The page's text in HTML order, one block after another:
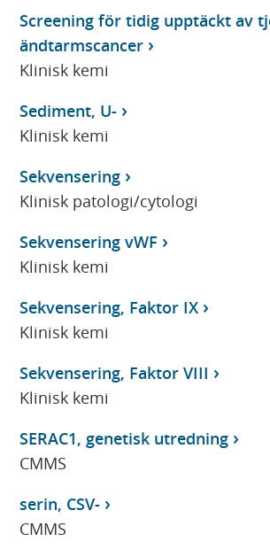
Screening för tidig upptäckt av
ändtarmscancer
Klinisk kemi
Sediment, U-
Klinisk kemi
Sekvensering
Klinisk patologi/cytologi
Sekvensering vWF
Klinisk kemi
Sekvensering, Faktor IX
Klinisk kemi
Sekvensering, Faktor VIII
Klinisk kemi
SERAC1, genetisk utredning
CMMS
serin, CSV-
CMMS